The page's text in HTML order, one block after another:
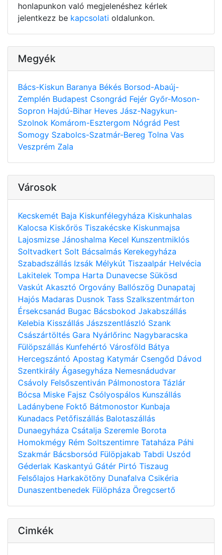
honlapunkon való megjelenéshez kérlek
jelentkezz be kapcsolati oldalunkon.
Megyék
Bács-Kiskun Baranya Békés Borsod-Abaúj-
Zemplén Budapest Csongrád Fejér Győr-Moson-
Sopron Hajdú-Bihar Heves Jász-Nagykun-
Szolnok Komárom-Esztergom Nógrád Pest
Somogy Szabolcs-Szatmár-Bereg Tolna Vas
Veszprém Zala
Városok
Kecskemét Baja Kiskunfélegyháza Kiskunhalas
Kalocsa Kiskőrös Tiszakécske Kiskunmajsa
Lajosmizse Jánoshalma Kecel Kunszentmiklós
Soltvadkert Solt Bácsalmás Kerekegyháza
Szabadszállás Izsák Mélykút Tiszaalpár Helvécia
Lakitelek Tompa Harta Dunavecse Sükösd
Vaskút Akasztó Orgovány Ballószög Dunapataj
Hajós Madaras Dusnok Tass Szalkszentmárton
Érsekcsanád Bugac Bácsbokod Jakabszállás
Kelebia Kisszállás Jászszentlászló Szank
Császártöltés Gara Nyárlőrinc Nagybaracska
Fülöpszállás Kunfehértó Városföld Bátya
Hercegszántó Apostag Katymár Csengőd Dávod
Szentkirály Ágasegyháza Nemesnádudvar
Csávoly Felsőszentiván Pálmonostora Tázlár
Bócsa Miske Fajsz Csólyospálos Kunszállás
Ladánybene Foktő Bátmonostor Kunbaja
Kunadacs Petőfiszállás Balotaszállás
Dunaegyháza Csátalja Szeremle Borota
Homokmégy Rém Soltszentimre Tataháza Páhi
Szakmár Bácsborsód Fülöpjakab Tabdi Uszód
Géderlak Kaskantyú Gátér Pirtó Tiszaug
Felsőlajos Harkakötöny Dunafalva Csikéria
Dunaszentbenedek Fülöpháza Öregcsertő
Cimkék